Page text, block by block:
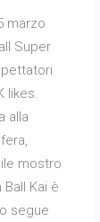
marzo
Super
likes.
alla
mostro
Kai è
segue